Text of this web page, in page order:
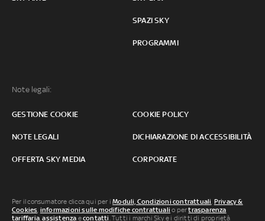
SPAZI SKY
PROGRAMMI
Note legali:
GESTIONE COOKIE COOKIE POLICY
NOTE LEGALI DICHIARAZIONE DI ACCESSIBILITÀ
OFFERTA SKY MEDIA CORPORATE
Per il consumatore clicca qui per iModuli, Condizioni contrattuali, Privacy &
Cookies, informazioni sulle modifiche contrattuali o pertrasparenza
tariffaria,assistenza econtatti. Tutti i marchi Sky e i diritti di proprietà